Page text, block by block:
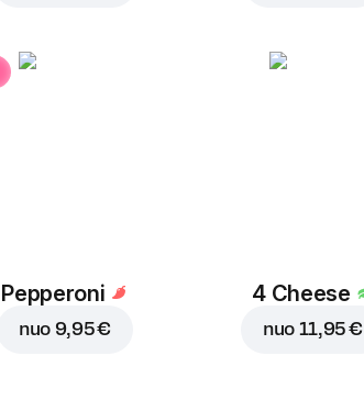
Pepperoni
nuo 9,95 €
4 Cheese
nuo 11,95 €